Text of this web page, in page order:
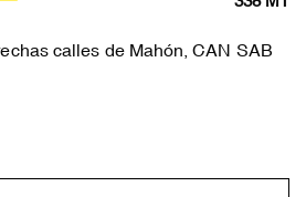
calles de Mahón, CAN SAB